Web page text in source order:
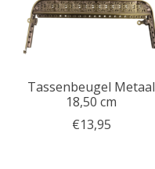
Tassenbeugel Metaal
18,50 cm
€13,95